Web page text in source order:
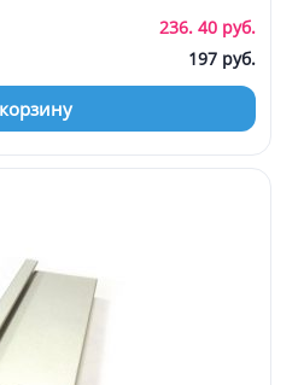
236. 40 руб.
197 руб.